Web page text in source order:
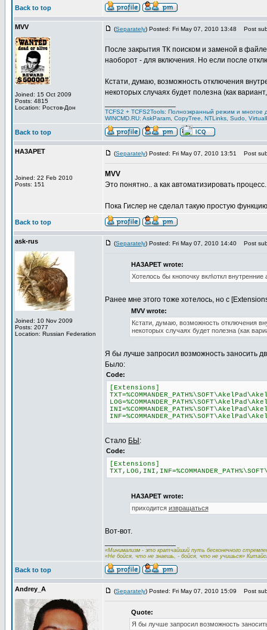
Back to top
MVV
Joined: 15 Oct 2009
Posts: 4815
Location: Ростов-Дон
(Separately) Posted: Fri May 07, 2010 13:48 Post
После закрытия ТК поиском и заменой в
наоборот - для включения. Но если после
Кстати, думаю, возможность отключения
некоторых случаях будет полезна (как
TCFS2 + TCFS2Tools: Полноэкранный режим и многое
WINCMD.RU: AskParam, CopyTree, NTLinks, Sudo,
Back to top
HA3APET
Joined: 22 Feb 2010
Posts: 151
(Separately) Posted: Fri May 07, 2010 13:51 Post
MVV
Это понятно.. а как автоматизировать
Пока Гислер не сделал такую простую
Back to top
ask-rus
Joined: 10 Nov 2009
Posts: 2077
Location: Russian Federation
(Separately) Posted: Fri May 07, 2010 14:40 Post
HA3APET wrote:
Хотелось бы кнопочку вкл\откл внутренние
Ранее мне этого тоже хотелось, но с
MVV wrote:
Кстати, думаю, возможность отключения
некоторых случаях будет полезна (как
Я бы лучше запросил возможность заносить
Было:
Code:
[Extensions]
Стало БЫ :
Code:
[Extensions]
HA3APET wrote:
приходится извращаться
Вот-вот.
«Минимализм - это кратчайший путь бесконечного
«Не бойся, что не знаешь, - бойся, что не учишься»
Back to top
Andrey_A (Separately) Posted: Fri May 07, 2010 15:09 Post
Quote:
Я бы лучше запросил возможность